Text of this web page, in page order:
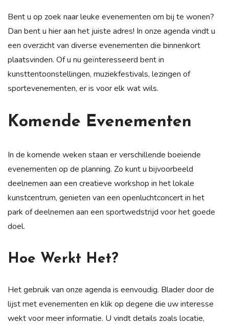
Bent u op zoek naar leuke evenementen om bij te wonen?
Dan bent u hier aan het juiste adres! In onze agenda vindt u
een overzicht van diverse evenementen die binnenkort
plaatsvinden. Of u nu geïnteresseerd bent in
kunsttentoonstellingen, muziekfestivals, lezingen of
sportevenementen, er is voor elk wat wils.
Komende Evenementen
In de komende weken staan er verschillende boeiende
evenementen op de planning. Zo kunt u bijvoorbeeld
deelnemen aan een creatieve workshop in het lokale
kunstcentrum, genieten van een openluchtconcert in het
park of deelnemen aan een sportwedstrijd voor het goede
doel.
Hoe Werkt Het?
Het gebruik van onze agenda is eenvoudig. Blader door de
lijst met evenementen en klik op degene die uw interesse
wekt voor meer informatie. U vindt details zoals locatie,